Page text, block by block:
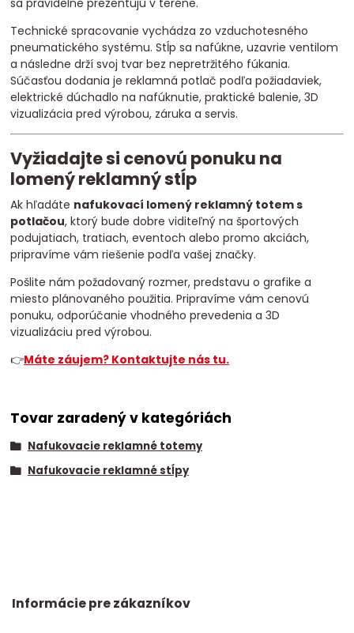
Technické spracovanie vychádza zo vzduchotesného
pneumatického systému. Stĺp sa nafúkne, uzavrie ventilom
a následne drží svoj tvar bez nepretržitého fúkania.
Súčasťou dodania je reklamná potlač podľa požiadaviek,
elektrické dúchadlo na nafúknutie, praktické balenie, 3D
vizualizácia pred výrobou, záruka a servis.
Vyžiadajte si cenovú ponuku na
lomený reklamný stĺp
Ak hľadáte nafukovací lomený reklamný totem s
potlačou, ktorý bude dobre viditeľný na športových
podujatiach, tratiach, eventoch alebo promo akciách,
pripravíme vám riešenie podľa vašej značky.
Pošlite nám požadovaný rozmer, predstavu o grafike a
miesto plánovaného použitia. Pripravíme vám cenovú
ponuku, odporúčanie vhodného prevedenia a 3D
vizualizáciu pred výrobou.
👉Máte záujem? Kontaktujte nás tu.
Tovar zaradený v kategóriách
Nafukovacie reklamné totemy
Nafukovacie reklamné stĺpy
Informácie pre zákazníkov